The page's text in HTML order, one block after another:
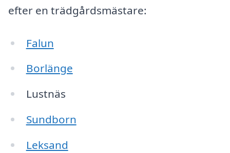
efter en trädgårdsmästare:
Falun
Borlänge
Lustnäs
Sundborn
Leksand